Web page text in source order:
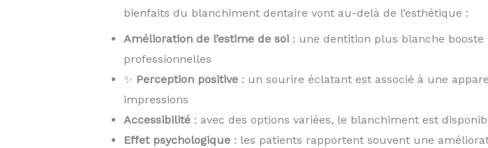
bienfaits du blanchiment dentaire vont au-delà de l’esthétique :
Amélioration de l’estime de soi: une dentition plus blanche booste
professionnelles
✨ Perception positive: un sourire éclatant est associé à une
impressions
Accessibilité: avec des options variées, le blanchiment est
Effet psychologique: les patients rapportent souvent une